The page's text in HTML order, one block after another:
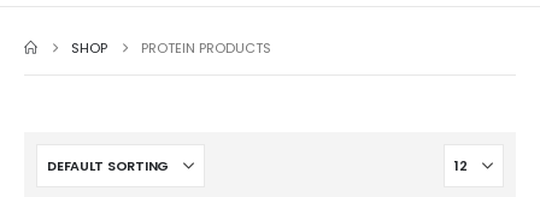
SHOP PROTEIN PRODUCTS